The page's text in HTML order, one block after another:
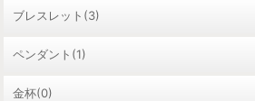
ブレスレット(3)
ペンダント(1)
金杯(0)